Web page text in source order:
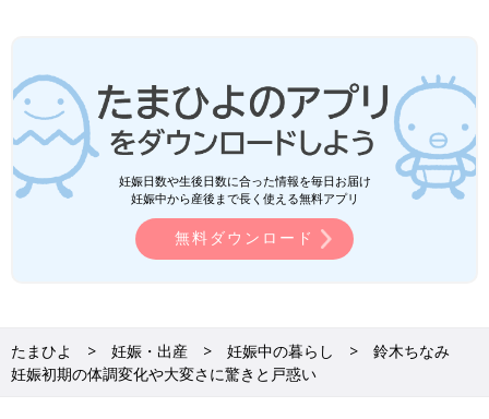
妊娠日数や生後日数に合った情報を毎日お届け
妊娠中から産後まで長く使える無料アプリ
無料ダウンロード
たまひよ 妊娠・出産 妊娠中の暮らし
鈴木ちなみ
妊娠初期の体調変化や大変さに驚きと戸惑い